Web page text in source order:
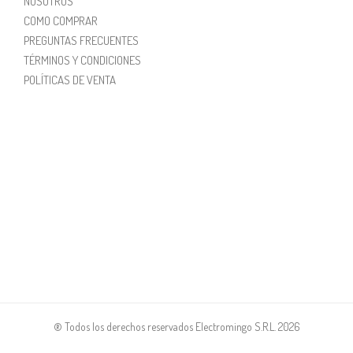
COMO COMPRAR
PREGUNTAS FRECUENTES
TÉRMINOS Y CONDICIONES
POLÍTICAS DE VENTA
® Todos los derechos reservados Electromingo S.R.L. 2026